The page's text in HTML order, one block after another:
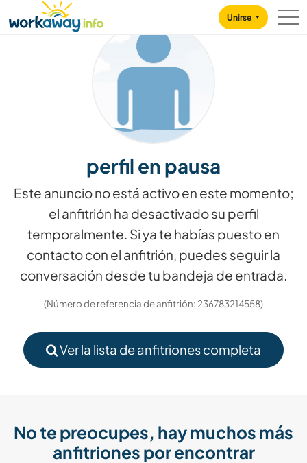
CONTENT
MAIN NAVIGATION
Unirse
perfil en pausa
Este anuncio no está activo en este momento;
el anfitrión ha desactivado su perfil
temporalmente. Si ya te habías puesto en
contacto con el anfitrión, puedes seguir la
conversación desde tu bandeja de entrada.
(Número de referencia de anfitrión: 236783214558)
Ver la lista de anfitriones completa
No te preocupes, hay muchos más
anfitriones por encontrar